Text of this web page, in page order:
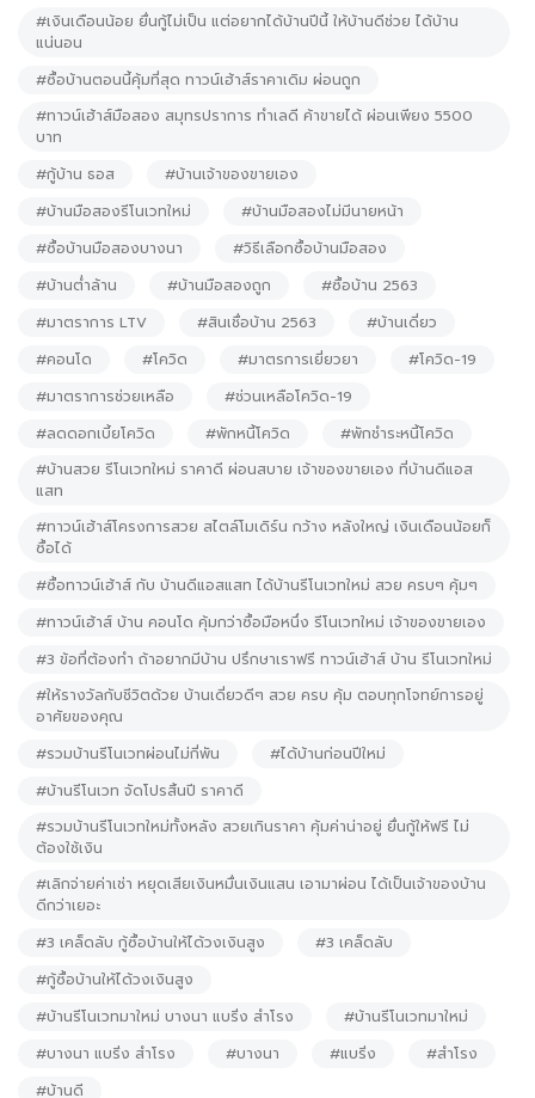
#เงินเดือนน้อย ยื่นกู้ไม่เป็น แต่อยากได้บ้านปีนี้ ให้บ้านดีช่วย ได้บ้าน
แน่นอน
#ซื้อบ้านตอนนี้คุ้มที่สุด ทาวน์เฮ้าส์ราคาเดิม ผ่อนถูก
#ทาวน์เฮ้าส์มือสอง สมุทรปราการ ทำเลดี ค้าขายได้ ผ่อนเพียง 5500
บาท
#กู้บ้าน ธอส
#บ้านเจ้าของขายเอง
#บ้านมือสองรีโนเวทใหม่
#บ้านมือสองไม่มีนายหน้า
#ซื้อบ้านมือสองบางนา
#วิธีเลือกซื้อบ้านมือสอง
#บ้านต่ำล้าน
#บ้านมือสองถูก
#ซื้อบ้าน 2563
#มาตราการ LTV
#สินเชื่อบ้าน 2563
#บ้านเดี่ยว
#คอนโด
#โควิด #มาตรการเยี่ยวยา
#โควิด-19
#มาตราการช่วยเหลือ
#ช่วนเหลือโควิด-19
#ลดดอกเบี้ยโควิด
#พักหนี้โควิด
#พักชำระหนี้โควิด
#บ้านสวย รีโนเวทใหม่ ราคาดี ผ่อนสบาย เจ้าของขายเอง ที่บ้านดีแอส
แสท
#ทาวน์เฮ้าส์โครงการสวย สไตล์โมเดิร์น กว้าง หลังใหญ่ เงินเดือนน้อยก็
ซื้อได้
#ซื้อทาวน์เฮ้าส์ กับ บ้านดีแอสแสท ได้บ้านรีโนเวทใหม่ สวย ครบๆ คุ้มๆ
#ทาวน์เฮ้าส์ บ้าน คอนโด คุ้มกว่าซื้อมือหนึ่ง รีโนเวทใหม่ เจ้าของขายเอง
#3 ข้อที่ต้องทำ ถ้าอยากมีบ้าน ปรึกษาเราฟรี ทาวน์เฮ้าส์ บ้าน รีโนเวทใหม่
#ให้รางวัลกับชีวิตด้วย บ้านเดี่ยวดีๆ สวย ครบ คุ้ม ตอบทุกโจทย์การอยู่
อาศัยของคุณ
#รวมบ้านรีโนเวทผ่อนไม่กี่พัน
#ได้บ้านก่อนปีใหม่
#บ้านรีโนเวท จัดโปรสิ้นปี ราคาดี
#รวมบ้านรีโนเวทใหม่ทั้งหลัง สวยเกินราคา คุ้มค่าน่าอยู่ ยื่นกู้ให้ฟรี ไม่
ต้องใช้เงิน
#เลิกจ่ายค่าเช่า หยุดเสียเงินหมื่นเงินแสน เอามาผ่อน ได้เป็นเจ้าของบ้าน
ดีกว่าเยอะ
#3 เคล็ดลับ กู้ซื้อบ้านให้ได้วงเงินสูง
#3 เคล็ดลับ
#กู้ซื้อบ้านให้ได้วงเงินสูง
#บ้านรีโนเวทมาใหม่ บางนา แบริ่ง สำโรง
#บ้านรีโนเวทมาใหม่
#บางนา แบริ่ง สำโรง
#บางนา #แบริ่ง
#สำโรง
#บ้านดี